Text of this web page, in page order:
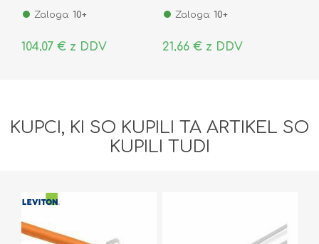
Zaloga: 10+
104,07 € z DDV
Zaloga: 10+
21,66 € z DDV
KUPCI, KI SO KUPILI TA ARTIKEL SO
KUPILI TUDI